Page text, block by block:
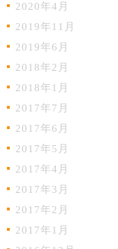
2020年4月
2019年11月
2019年6月
2018年2月
2018年1月
2017年7月
2017年6月
2017年5月
2017年4月
2017年3月
2017年2月
2017年1月